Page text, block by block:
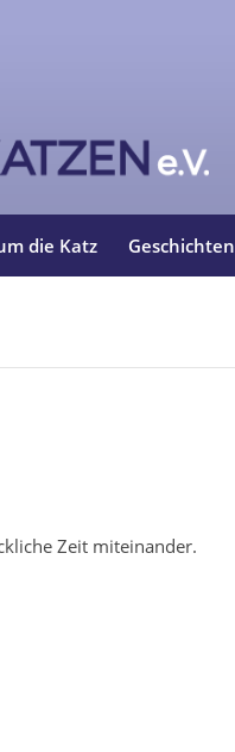
die Katz Geschichten
Zeit miteinander.